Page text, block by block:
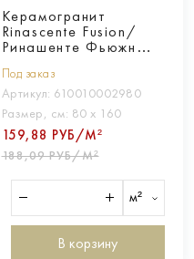
Керамогранит
Rinascente Fusion/
Ринашенте Фьюжн
Под заказ
Артикул: 610010002980
Размер, см: 80 х 160
159,88 РУБ/М²
188,09 РУБ/М²
м²
В корзину